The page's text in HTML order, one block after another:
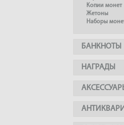
Копии монет
Жетоны
Наборы
БАНКНОТЫ
НАГРАДЫ